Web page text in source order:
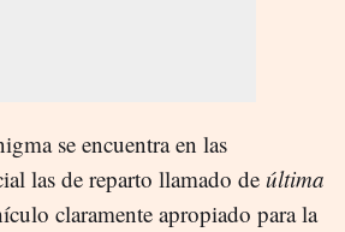
se encuentra en las
las de reparto llamado de última
claramente apropiado para la